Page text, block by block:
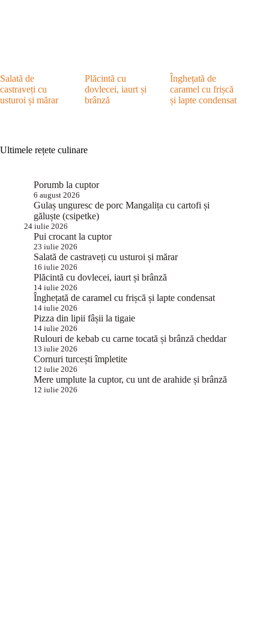
Salată de
castraveți cu
usturoi și mărar
Plăcintă cu
dovlecei, iaurt și
brânză
Înghețată de
caramel cu frișcă
și lapte condensat
Ultimele rețete culinare
Porumb la cuptor
6 august 2026
Gulaș unguresc de porc Mangalița cu cartofi și
găluște (csipetke)
24 iulie 2026
Pui crocant la cuptor
23 iulie 2026
Salată de castraveți cu usturoi și mărar
16 iulie 2026
Plăcintă cu dovlecei, iaurt și brânză
14 iulie 2026
Înghețată de caramel cu frișcă și lapte condensat
14 iulie 2026
Pizza din lipii fâșii la tigaie
14 iulie 2026
Rulouri de kebab cu carne tocată și brânză cheddar
13 iulie 2026
Cornuri turcești împletite
12 iulie 2026
Mere umplute la cuptor, cu unt de arahide și brânză
12 iulie 2026